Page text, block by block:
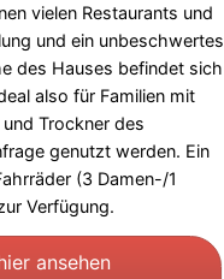
vielen Restaurants und
und ein unbeschwertes
des Hauses befindet sich
also für Familien mit
Trockner des
genutzt werden. Ein
(3 Damen-/1
Verfügung.
ansehen